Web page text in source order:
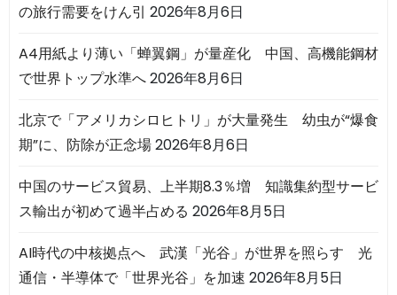
の旅行需要をけん引 2026年8月6日
A4用紙より薄い「蝉翼鋼」が量産化 中国、高機能鋼材
で世界トップ水準へ2026年8月6日
北京で「アメリカシロヒトリ」が大量発生 幼虫が“爆食
期”に、防除が正念場2026年8月6日
中国のサービス貿易、上半期8.3％増 知識集約型サービ
ス輸出が初めて過半占める 2026年8月5日
AI時代の中核拠点へ 武漢「光谷」が世界を照らす 光
通信・半導体で「世界光谷」を加速 2026年8月5日